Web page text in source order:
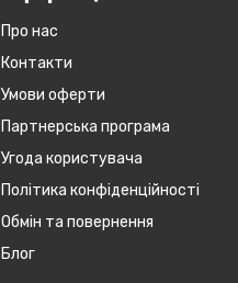
Про нас
Контакти
Умови оферти
Партнерська програма
Угода користувача
Політика конфіденційності
Обмін та повернення
Блог